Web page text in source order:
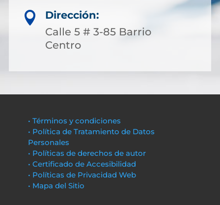

Dirección:
Calle 5 # 3-85 Barrio
Centro
• Términos y condiciones
• Política de Tratamiento de Datos
Personales
• Políticas de derechos de autor
• Certificado de Accesibilidad
• Políticas de Privacidad Web
• Mapa del Sitio